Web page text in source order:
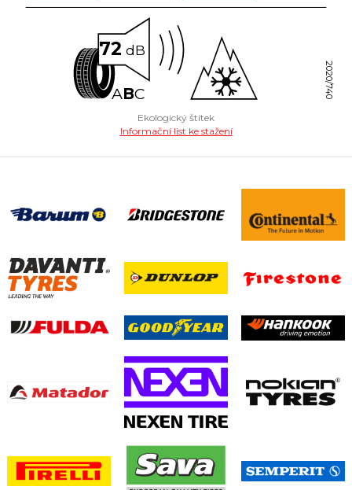
72 dB
ABC 2020/740
Ekologický štítek
Informační list ke stažení